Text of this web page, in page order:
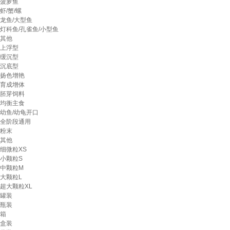
菠萝鱼
虾/蟹/螺
龙鱼/大型鱼
灯科鱼/孔雀鱼/小型鱼
其他
上浮型
缓沉型
沉底型
扬色增艳
育成增体
胚芽饲料
均衡主食
幼鱼/幼龟开口
全阶段通用
粉末
其他
细微粒XS
小颗粒S
中颗粒M
大颗粒L
超大颗粒XL
罐装
瓶装
箱
盒装